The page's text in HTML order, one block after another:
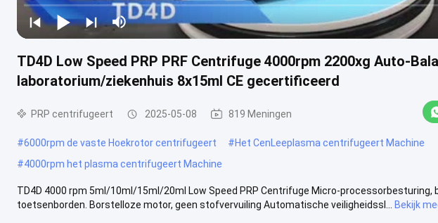
TD4D Low Speed PRP PRF Centrifuge 4000rpm 2200xg Auto-
laboratorium/ziekenhuis 8x15ml CE gecertificeerd
PRP centrifugeert 2025-05-08 819 Meningen
#6000rpm de vaste Hoekrotor centrifugeert #Het CenLeeplasma centrifugeert Machine
#4000rpm het plasma centrifugeert Machine
TD4D 4000 rpm 5ml/10ml/15ml/20ml Low Speed PRP Centrifuge Micro-processorbesturing,
toetsenborden. Borstelloze motor, geen stofvervuiling Automatische veiligheidssl...
Bekijk